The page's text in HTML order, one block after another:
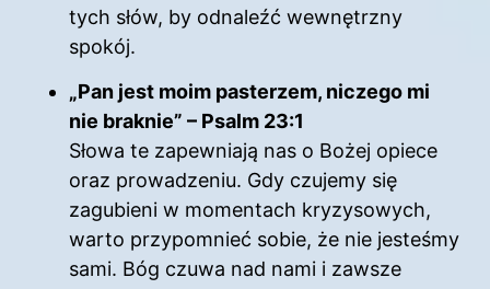
tych słów, by odnaleźć wewnętrzny
spokój.
„Pan jest moim pasterzem, niczego mi
nie braknie” – Psalm 23:1
Słowa te zapewniają nas o Bożej opiece
oraz prowadzeniu. Gdy czujemy się
zagubieni w momentach kryzysowych,
warto przypomnieć sobie, że nie jesteśmy
sami. Bóg czuwa nad nami i zawsze